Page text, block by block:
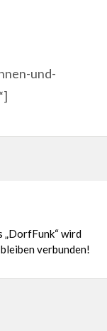
und-
„DorfFunk“ wird
verbunden!